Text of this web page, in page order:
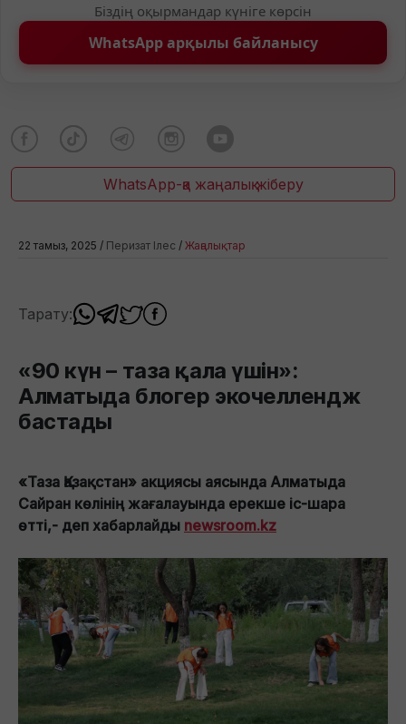
Біздің оқырмандар күніге көрсін
WhatsApp арқылы байланысу
WhatsApp-қа жаңалық жіберу
22 тамыз, 2025 / Перизат Ілес / Жаңалықтар
Тарату:
«90 күн – таза қала үшін»:
Алматыда блогер экочеллендж
бастады
«Таза Қазақстан» акциясы аясында Алматыда
Сайран көлінің жағалауында ерекше іс-шара
өтті,- деп хабарлайды newsroom.kz